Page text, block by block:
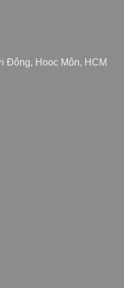
Đông, Hooc Môn, HCM